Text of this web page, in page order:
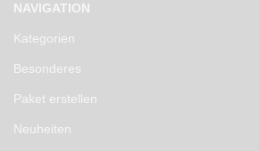
NAVIGATION
Kategorien
Besonderes
Paket erstellen
Neuheiten